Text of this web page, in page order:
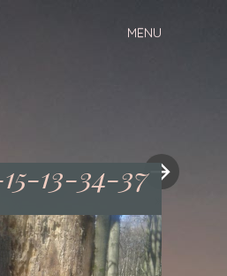
MENU
13-34-37